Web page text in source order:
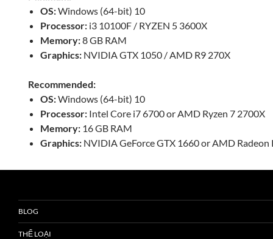
OS:Windows (64-bit) 10
Processor: i3 10100F / RYZEN 5 3600X
Memory:8 GB RAM
Graphics: NVIDIA GTX 1050 / AMD R9 270X
Recommended:
OS:Windows (64-bit) 10
Processor: Intel Core i7 6700 or AMD Ryzen 7 2700X
Memory: 16 GB RAM
Graphics: NVIDIA GeForce GTX 1660 or AMD Radeon
BLOG
THỂ LOẠI